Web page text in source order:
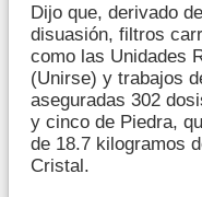
Dijo que, derivado
disuasión, filtros
como las Unidades
(Unirse) y trabajos
aseguradas 302
y cinco de Piedra,
de 18.7 kilogramos
Cristal.